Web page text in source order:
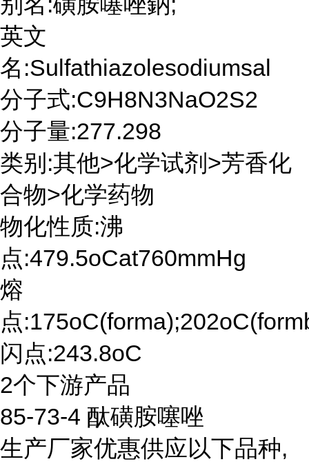
英文
名:Sulfathiazolesodiumsal
分子式:C9H8N3NaO2S2
分子量:277.298
类别:其他>化学试剂>芳香化
合物>化学药物
物化性质:沸
点:479.5oCat760mmHg
熔
点
闪点:243.8oC
2个下游产品
85-73-4 酞磺胺噻唑
生产厂家优惠供应以下品种,